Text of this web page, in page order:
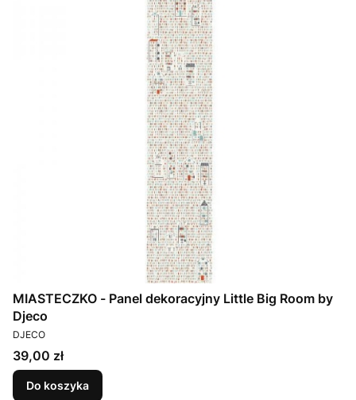
MIASTECZKO - Panel dekoracyjny Little Big Room by
Djeco
PRODUCENT
DJECO
Cena
39,00 zł
Do koszyka